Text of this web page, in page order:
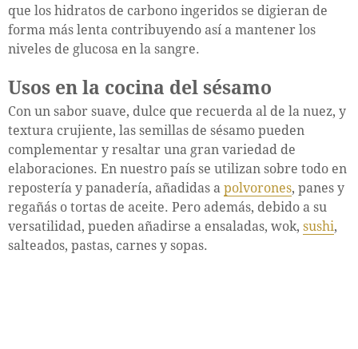
que los hidratos de carbono ingeridos se digieran de
forma más lenta contribuyendo así a mantener los
niveles de glucosa en la sangre.
Usos en la cocina del sésamo
Con un sabor suave, dulce que recuerda al de la nuez, y
textura crujiente, las semillas de sésamo pueden
complementar y resaltar una gran variedad de
elaboraciones. En nuestro país se utilizan sobre todo en
repostería y panadería, añadidas a polvorones, panes y
regañás o tortas de aceite. Pero además, debido a su
versatilidad, pueden añadirse a ensaladas, wok, sushi,
salteados, pastas, carnes y sopas.